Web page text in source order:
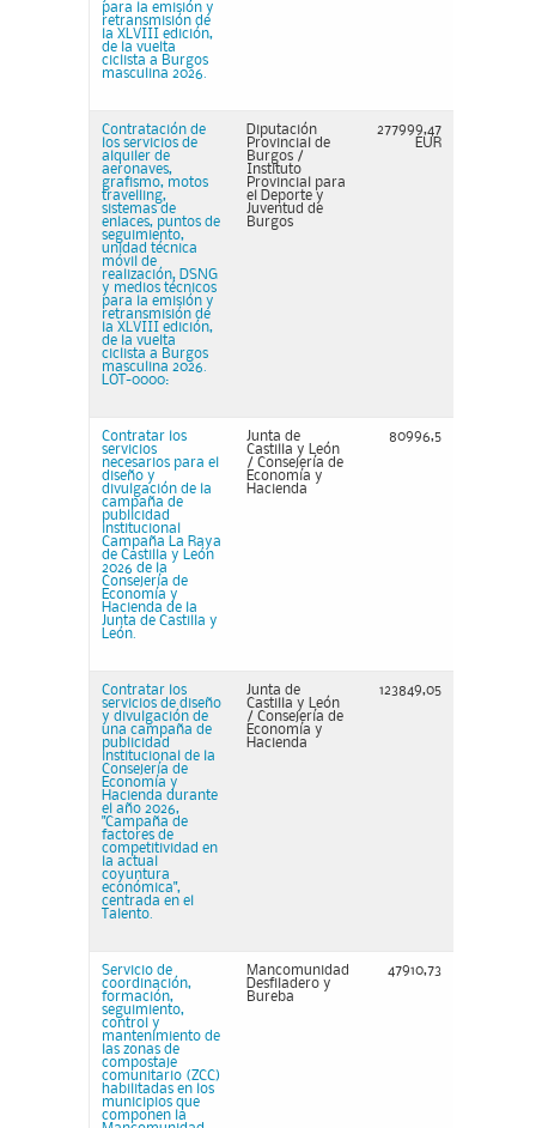
para la emisión y
retransmisión de
la XLVIII edición,
de la vuelta
ciclista a Burgos
masculina 2026.
Contratación de
los servicios de
alquiler de
aeronaves,
grafismo, motos
travelling,
sistemas de
enlaces, puntos de
seguimiento,
unidad técnica
móvil de
realización, DSNG
y medios técnicos
para la emisión y
retransmisión de
la XLVIII edición,
de la vuelta
ciclista a Burgos
masculina 2026.
LOT-0000:
Diputación
Provincial de
Burgos /
Instituto
Provincial para
el Deporte y
Juventud de
Burgos
277999,47
EUR
Contratar los
servicios
necesarios para el
diseño y
divulgación de la
campaña de
publicidad
institucional
Campaña La Raya
de Castilla y León
2026 de la
Consejería de
Economía y
Hacienda de la
Junta de Castilla y
León.
Junta de
Castilla y León
/ Consejería de
Economía y
Hacienda
80996,5
Contratar los
servicios de diseño
y divulgación de
una campaña de
publicidad
institucional de la
Consejería de
Economía y
Hacienda durante
el año 2026,
"Campaña de
factores de
competitividad en
la actual
coyuntura
económica",
centrada en el
Talento.
Junta de
Castilla y León
/ Consejería de
Economía y
Hacienda
123849,05
Servicio de
coordinación,
formación,
seguimiento,
control y
mantenimiento de
las zonas de
compostaje
comunitario (ZCC)
habilitadas en los
municipios que
componen la
Mancomunidad
Desfiladero y
Bureba
47910,73